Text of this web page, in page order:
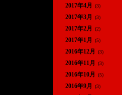
2017年4月 (3)
2017年3月 (3)
2017年2月 (2)
2017年1月 (5)
2016年12月 (3)
2016年11月 (3)
2016年10月 (5)
2016年9月 (3)